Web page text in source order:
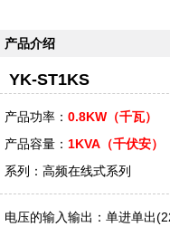
产品介绍
YK-ST1KS
产品功率： 0.8KW（千瓦）
产品容量： 1KVA（千伏安）
系列：高频在线式系列
电压的输入输出：单进单出